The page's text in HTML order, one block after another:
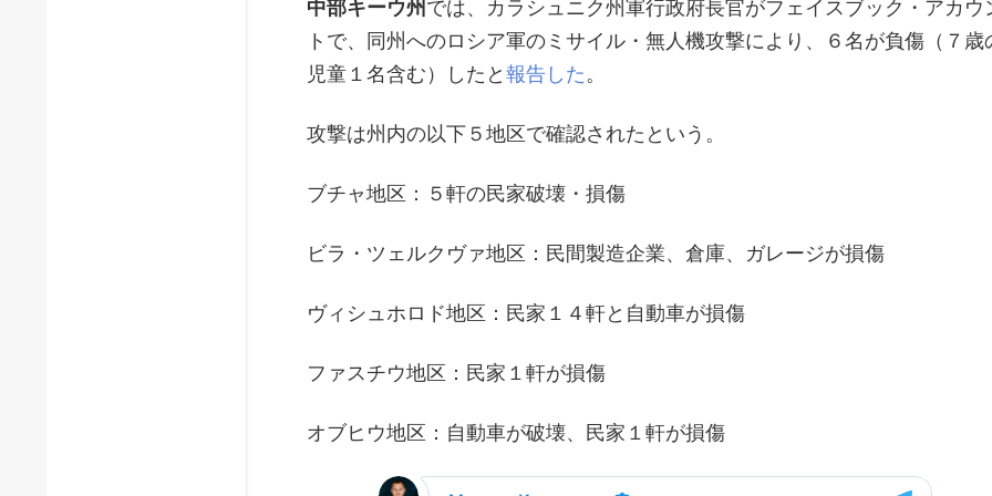
中部キーウ州 では、カラシュニク州軍行政府長官がフェイスブック・アカウ
トで、同州へのロシア軍のミサイル・無人機攻撃により、６名が負傷（７歳
児童１名含む）したと 報告した 。
攻撃は州内の以下５地区で確認されたという。
ブチャ地区：５軒の民家破壊・損傷
ビラ・ツェルクヴァ地区：民間製造企業、倉庫、ガレージが損傷
ヴィシュホロド地区：民家１４軒と自動車が損傷
ファスチウ地区：民家１軒が損傷
オブヒウ地区：自動車が破壊、民家１軒が損傷